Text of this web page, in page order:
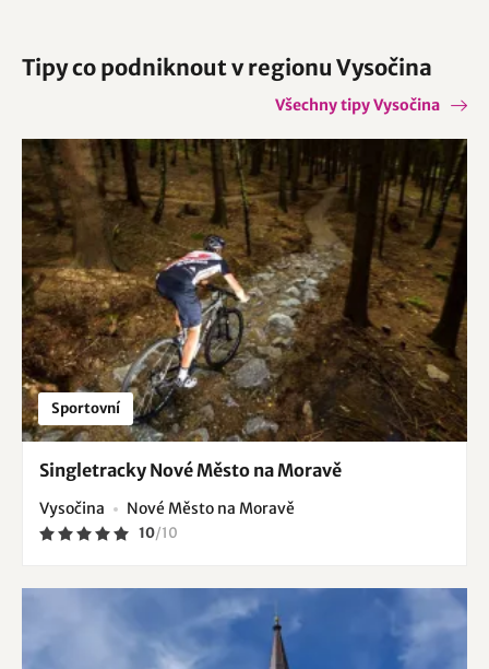
Tipy co podniknout v regionu Vysočina
Všechny tipy Vysočina
Sportovní
Singletracky Nové Město na Moravě
Vysočina Nové Město na Moravě
10/10